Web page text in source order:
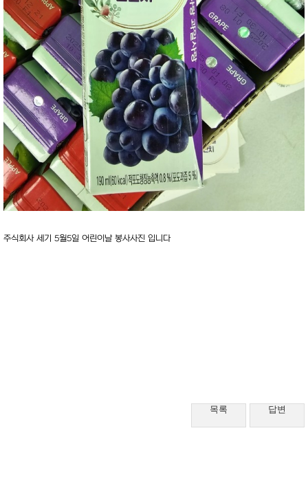
주식회사 세기 5월5일 어린이날 봉사사진 입니다
목록 답변